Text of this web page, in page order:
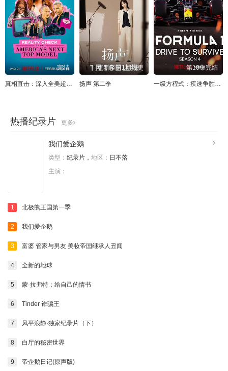
完结
真相直击：深入全美超模大赛 第一季
更新至第1期加更
扬声 第二季
第10集完结
一级方程式：疾速争胜第四季
热播纪录片 更多
我们爱企鹅
类型： 纪录片， 地区： 日不落
主演：
1 北极熊王国第一季
2 我们爱企鹅
3 富婆 管家与男友 美妆帝国继承人丑闻
4 全新的地球
5 蒙·拉弗特：给自己的情书
6 Tinder 诈骗王
7 风平浪静·独家纪录片（下）
8 白厅的秘密世界
9 帝企鹅日记(原声版)